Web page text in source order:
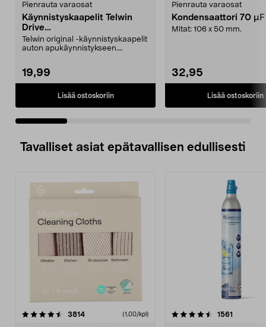
Pienrauta varaosat
Käynnistyskaapelit Telwin
Drive
Mini/9000/13000/1250/150
0/1750, EC5
Telwin original -käynnistyskaapelit
auton apukäynnistykseen.
19,99
Lisää ostoskoriin
Pienrauta varaosat
Kondensaattori 70
Mitat: 106 x 50 mm.
32,95
Lisää ostoskoriin
Tavalliset asiat epätavallisen edullisesti
3814arvostelut (1,00/kpl)
4.5viidestä
1561
4.5viidestä